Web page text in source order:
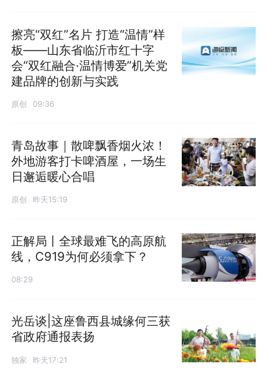
擦亮“双红”名片 打造“温情”样
板——山东省临沂市红十字
会“双红融合·温情博爱”机关党
建品牌的创新与实践
原创 09:36
青岛故事｜散啤飘香烟火浓！
外地游客打卡啤酒屋，一场生
日邂逅暖心合唱
原创 昨天15:19
正解局丨全球最难飞的高原航
线，C919为何必须拿下？
08:29
光岳谈|这座鲁西县城缘何三获
省政府通报表扬
独家 昨天17:21